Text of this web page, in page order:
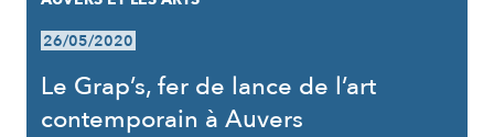
26/05/2020
Le Grap’s, fer de lance de l’art
contemporain à Auvers